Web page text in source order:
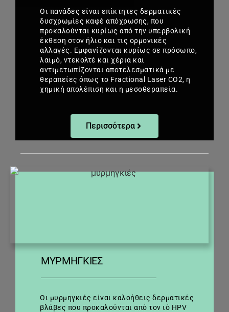
Οι πανάδες είναι επίκτητες δερματικές
δυσχρωμίες καφέ απόχρωσης, που
προκαλούνται κυρίως από την υπερβολική
έκθεση στον ήλιο και τις ορμονικές
αλλαγές. Εμφανίζονται κυρίως σε πρόσωπο,
λαιμό, ντεκολτέ και χέρια και
αντιμετωπίζονται αποτελεσματικά με
θεραπείες όπως το Fractional Laser CO2, η
χημική απολέπιση και η μεσοθεραπεία.
Περισσότερα
ΜΥΡΜΗΓΚΙΈΣ
Οι μυρμηγκιές είναι καλοήθεις δερματικές
βλάβες που προκαλούνται από τον ιό HPV